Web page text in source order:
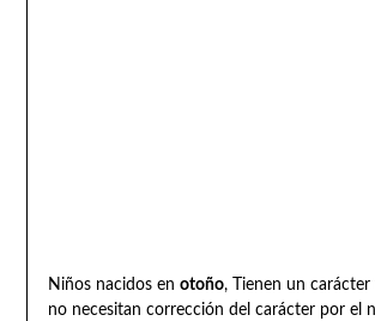
Niños nacidos en otoño, Tienen un
no necesitan corrección del carácter por el